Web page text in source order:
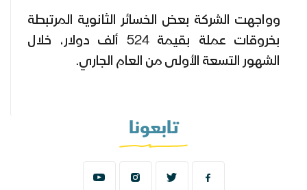
وواجهت الشركة بعض الخسائر الثانوية المرتبطة
بخروقات عملة بقيمة 524 ألف دولار، خلال
الشهور التسعة الأولى من العام الجاري.
تابعونا